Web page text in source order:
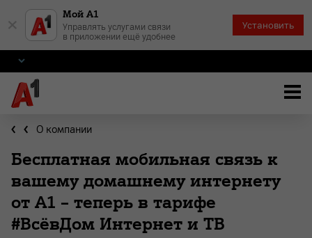
Мой А1
Управлять услугами связи
в приложении ещё удобнее
Установить
О компании
Бесплатная мобильная связь к
вашему домашнему интернету
от А1 – теперь в тарифе
#ВсёвДом Интернет и ТВ